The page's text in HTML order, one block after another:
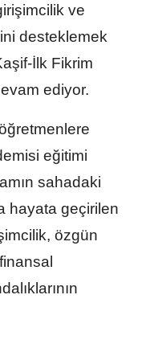
ve
desteklemek
İlk Fikrim
ediyor.
eğitimi
sahadaki
hayata geçirilen
özgün